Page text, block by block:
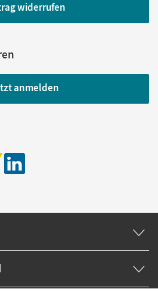
widerrufen
anmelden